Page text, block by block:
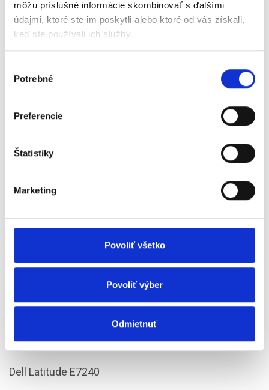
môžu príslušné informácie skombinovať s ďalšími
údajmi, ktoré ste im poskytli alebo ktoré od vás získali,
keď ste používali ich služby.
súhlasu
Potrebné
Preferencie
Štatistiky
Marketing
Povoliť všetko
Povoliť výber
Odmietnuť
Dell Inspiron 17 (7737)
Dell Latitude 3440
Dell Latitude 3540
Dell Latitude 5490
Dell Latitude E6440
Dell Latitude E7240
Dell Latitude E7240